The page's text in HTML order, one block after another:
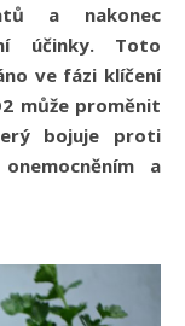
a nakonec
účinky. Toto
ve fázi klíčení
může proměnit
bojuje proti
a